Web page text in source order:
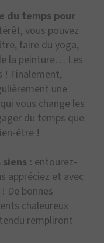
du temps pour
vous pouvez
faire du yoga,
la peinture… Les
! Finalement,
une
vous change les
du temps que
être !
: entourez-
appréciez et avec
De bonnes
chaleureux
rempliront